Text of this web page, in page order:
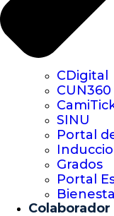
CDigital
CUN360
SINU
Portal
Grados
Portal
Colaborador